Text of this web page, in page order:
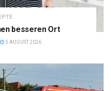
besseren Ort
5 AUGUST 2026